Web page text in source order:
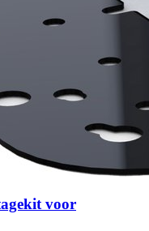
voor